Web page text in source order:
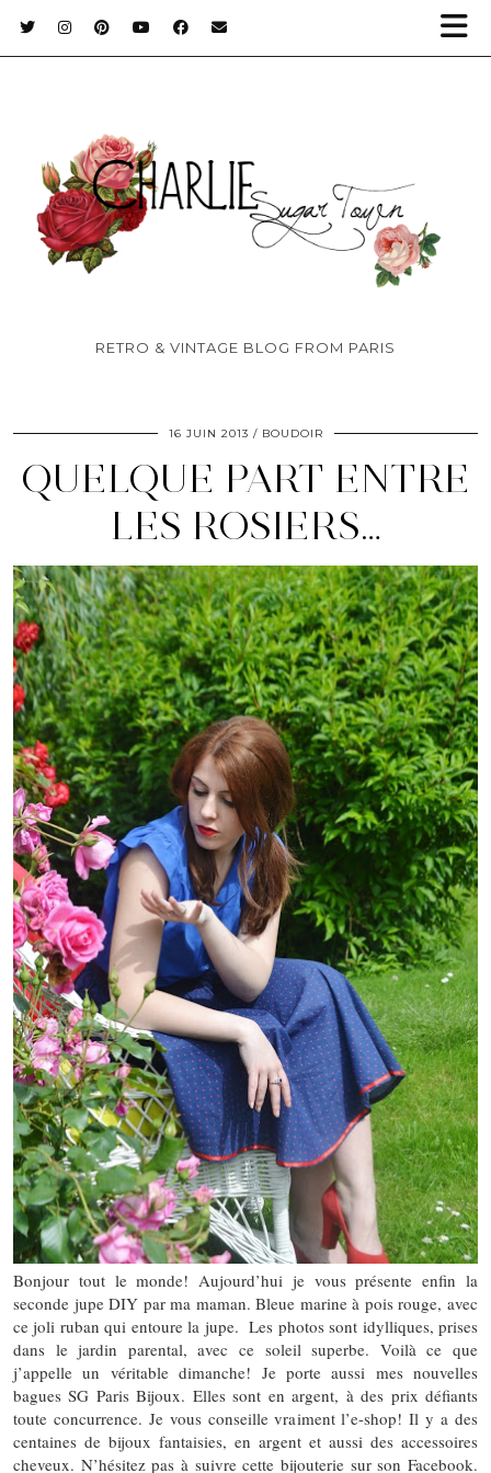
RETRO & VINTAGE BLOG FROM PARIS
16 JUIN 2013 BOUDOIR
QUELQUE PART ENTRE
LES ROSIERS…
Bonjour tout le monde! Aujourd’hui je vous présente enfin la
seconde jupe DIY par ma maman. Bleue marine à pois rouge, avec
ce joli ruban qui entoure la jupe. Les photos sont idylliques, prises
dans le jardin parental, avec ce soleil superbe. Voilà ce que
j’appelle un véritable dimanche! Je porte aussi mes nouvelles
bagues SG Paris Bijoux. Elles sont en argent, à des prix défiants
toute concurrence. Je vous conseille vraiment l’e-shop! Il y a des
centaines de bijoux fantaisies, en argent et aussi des accessoires
cheveux. N’hésitez pas à suivre cette bijouterie sur son Facebook.